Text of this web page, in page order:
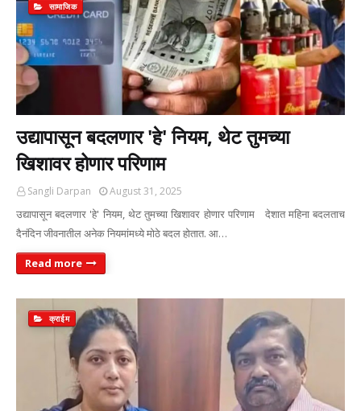
सामाजिक
उद्यापासून बदलणार 'हे' नियम, थेट तुमच्या
खिशावर होणार परिणाम
Sangli Darpan August 31, 2025
उद्यापासून बदलणार 'हे' नियम, थेट तुमच्या खिशावर होणार परिणाम देशात महिना बदलताच
दैनंदिन जीवनातील अनेक नियमांमध्ये मोठे बदल होतात. आ…
Read more
क्राईम